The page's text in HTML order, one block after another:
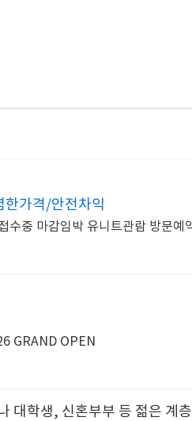
한가격/안전차익
수중 마감임박 유니트관람 방문예
GRAND OPEN
대학생, 신혼부부 등 젊은 계